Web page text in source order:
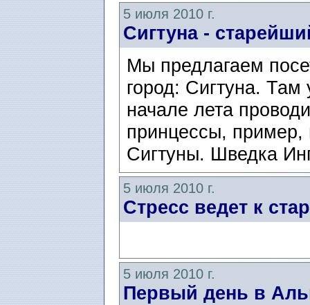
5 июля 2010 г.
Сигтуна -
Мы предлагаем
город: Сигтуна. Там
начале лета
принцессы, пример,
Сигтуны. Шведка
5 июля 2010 г.
Стресс ведет к
5 июля 2010 г.
Первый день в